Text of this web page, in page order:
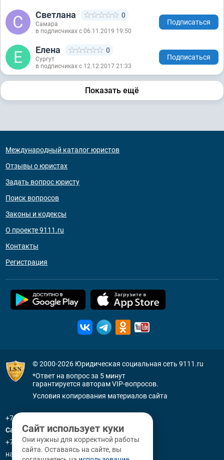
Светлана 0
Самара
в подписчиках с 06.11.2019 19:50
Подписаться
Елена 0
Сургут
в подписчиках с 12.12.2017 21:33
Подписаться
Показать ещё
Международный каталог юристов
Отзывы о юристах
Задать вопрос юристу
Поиск вопросов
Законы и кодексы
О проекте 9111.ru
Контакты
Регистрация
© 2000-2026 Юридическая социальная сеть 9111.ru
*Ответ на вопрос за 5 минут
гарантируется авторам VIP-вопросов.
Условия копирования материалов сайта
+7 (800) 505-91-11
Санкт-Петербург
+7 (812) 336-92-64
наб. р. Фонтанки, д. 59
Сайт использует куки
Они нужны для корректной работы
сайта. Оставаясь на сайте, вы